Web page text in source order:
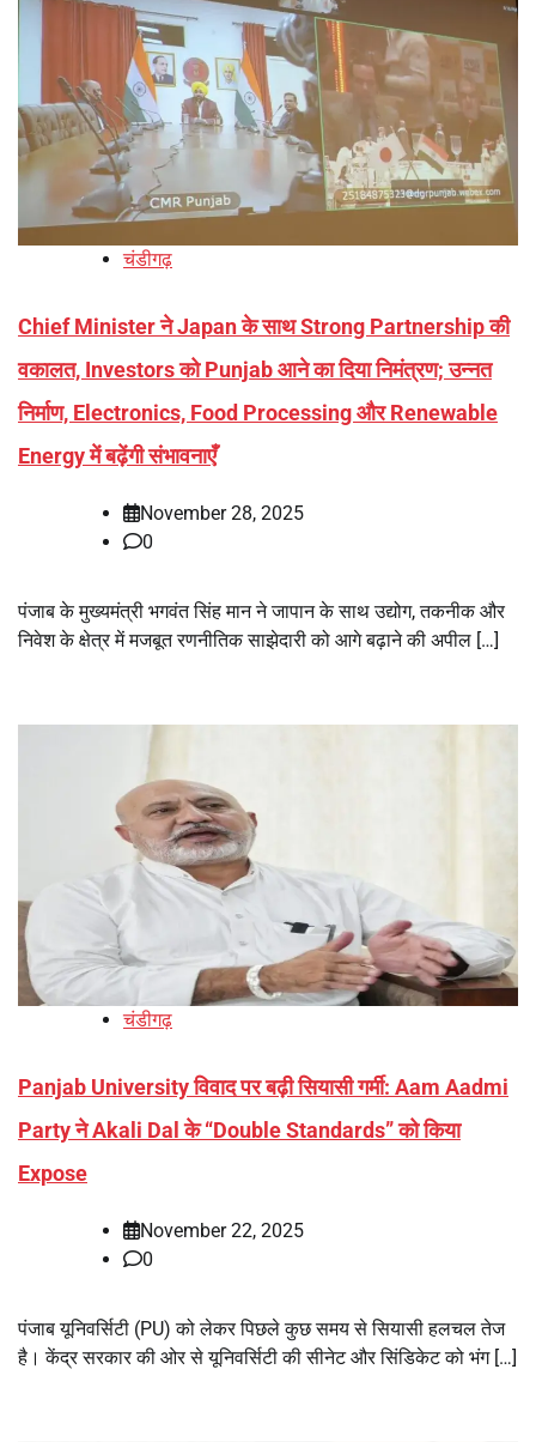
चंडीगढ़
Chief Minister ने Japan के साथ Strong Partnership की
वकालत, Investors को Punjab आने का दिया निमंत्रण; उन्नत
निर्माण, Electronics, Food Processing और Renewable
Energy में बढ़ेंगी संभावनाएँ
November 28, 2025
0
पंजाब के मुख्यमंत्री भगवंत सिंह मान ने जापान के साथ उद्योग, तकनीक और
निवेश के क्षेत्र में मजबूत रणनीतिक साझेदारी को आगे बढ़ाने की अपील […]
चंडीगढ़
Panjab University विवाद पर बढ़ी सियासी गर्मी: Aam Aadmi
Party ने Akali Dal के “Double Standards” को किया
Expose
November 22, 2025
0
पंजाब यूनिवर्सिटी (PU) को लेकर पिछले कुछ समय से सियासी हलचल तेज
है। केंद्र सरकार की ओर से यूनिवर्सिटी की सीनेट और सिंडिकेट को भंग […]